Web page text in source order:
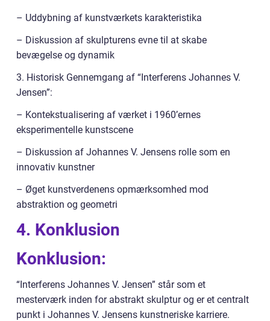
– Uddybning af kunstværkets karakteristika
– Diskussion af skulpturens evne til at skabe
bevægelse og dynamik
3. Historisk Gennemgang af “Interferens Johannes V.
Jensen”:
– Kontekstualisering af værket i 1960’ernes
eksperimentelle kunstscene
– Diskussion af Johannes V. Jensens rolle som en
innovativ kunstner
– Øget kunstverdenens opmærksomhed mod
abstraktion og geometri
4. Konklusion
Konklusion:
“Interferens Johannes V. Jensen” står som et
mesterværk inden for abstrakt skulptur og er et centralt
punkt i Johannes V. Jensens kunstneriske karriere.